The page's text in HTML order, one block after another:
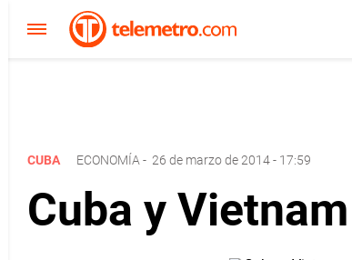
CUBA ECONOMÍA - 26 de marzo de 2014 - 17:59
Cuba y